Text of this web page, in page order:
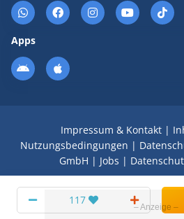
117
Apps
Impressum & Kontakt|
Nutzungsbedingungen |
GmbH | Jobs |
© 2008 - 2026 Schnäppchen
DealDoktor.de